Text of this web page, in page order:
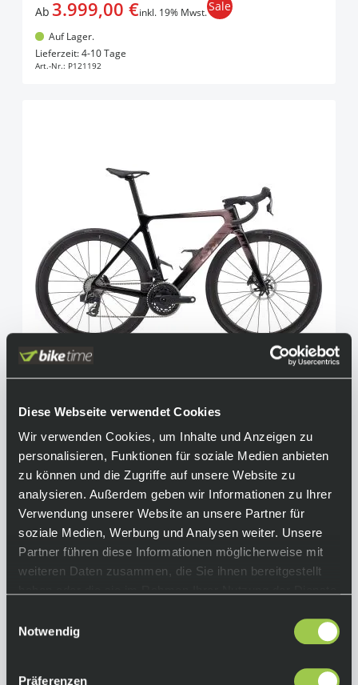
Diese Webseite verwendet Cookies
Wir verwenden Cookies, um Inhalte und Anzeigen zu
personalisieren, Funktionen für soziale Medien anbieten
zu können und die Zugriffe auf unsere Website zu
analysieren. Außerdem geben wir Informationen zu Ihrer
Verwendung unserer Website an unsere Partner für
soziale Medien, Werbung und Analysen weiter. Unsere
Partner führen diese Informationen möglicherweise mit
weiteren Daten zusammen, die Sie ihnen bereitgestellt
Notwendig
Präferenzen
Ab 3.999,00 €inkl. 19% Mwst.Sale
Auf Lager.
Lieferzeit: 4-10 Tage
Art.-Nr.: P121192
Liv Enviliv Advanced Pro 0, Sram Force AXS
PM, Iron Rouge
Ab 6.999,00 €inkl. 19% Mwst.
Auf Lager.
Lieferzeit: 4-10 Tage In den Warenkorb